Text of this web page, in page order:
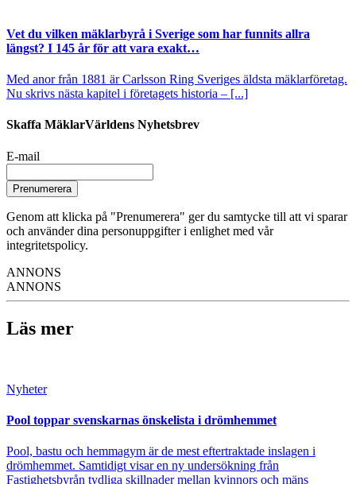
Vet du vilken mäklarbyrå i Sverige som har funnits allra
längst? I 145 år för att vara exakt…
Med anor från 1881 är Carlsson Ring Sveriges äldsta mäklarföretag.
Nu skrivs nästa kapitel i företagets historia – [...]
Skaffa MäklarVärldens Nyhetsbrev
E-mail
Prenumerera
Genom att klicka på "Prenumerera" ger du samtycke till att vi sparar
och använder dina personuppgifter i enlighet med vår
integritetspolicy.
ANNONS
ANNONS
Läs mer
Nyheter
Pool toppar svenskarnas önskelista i drömhemmet
Pool, bastu och hemmagym är de mest eftertraktade inslagen i
drömhemmet. Samtidigt visar en ny undersökning från
Fastighetsbyrån tydliga skillnader mellan kvinnors och mäns